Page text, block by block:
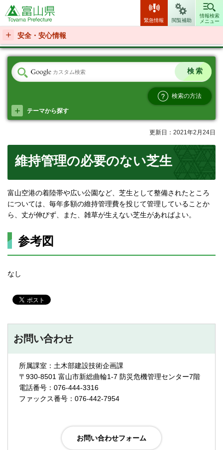
富山県
緊急情報 閲覧補助
情報検索
メニュー
安全・安心情報
検索の方法
テーマから探す
更新日：2021年2月24日
維持管理の必要のない芝生
富山空港の着陸帯や広い公園など、芝生として整備されたところ
については、毎年多額の維持管理費を投じて管理していることか
ら、丈が伸びず、また、雑草が生えない芝生があればよい。
参考図
なし
お問い合わせ
所属課室：土木部建設技術企画課
〒930-8501 富山市新総曲輪1-7 防災危機管理センター7階
電話番号：076-444-3316
ファックス番号：076-442-7954